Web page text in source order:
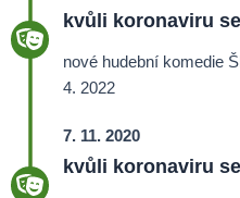
kvůli koronaviru
nové hudební komedie
4. 2022
7. 11. 2020
kvůli koronaviru